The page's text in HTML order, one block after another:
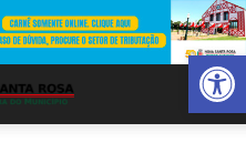
Abrir